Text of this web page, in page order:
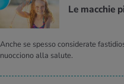
Le mac­chie
Anche se spesso considerate
nuocciono alla salute.